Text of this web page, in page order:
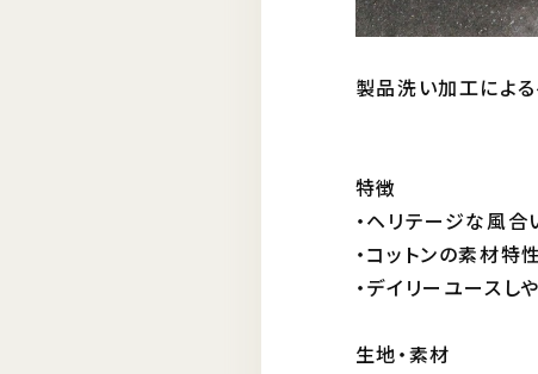
製品洗い加工によ
特徴
・ヘリテージな風
・コットンの素材
・デイリーユースし
生地・素材